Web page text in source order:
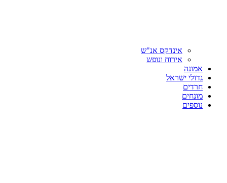
אינדקס אנ"ש
אירוח ונופש
אמונה
גדולי ישראל
חרדים
מונחים
נוספים